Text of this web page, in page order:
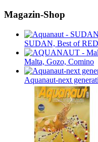
Magazin-Shop
SUDAN, Best of
Malta, Gozo, Comino
Aquanaut-next